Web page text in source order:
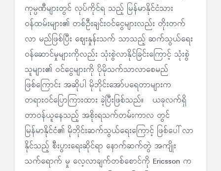
ကုမ္ပဏီများတွင် လုပ်ကိုင်ရ သည့် မြန်မာနိုင်ငံသား
ဝန်ထမ်းများ၏ တစ်ဦးချင်းဝင်ငွေများလည်း တိုးတက်
လာ မည်ဖြစ်ပြီး ဈေးနှုန်းသက် သာသည့် ဆက်သွယ်ရေး
ဝန်ဆောင်မှုများကိုလည်း သုံးစွဲလာနိုင်ခြင်းကြောင့် သုံးစွဲ
သူများ၏ ဝင်ငွေများကို ပိုမိုသက်သာလာစေမည်
ဖြစ်ကြောင်း အဆိုပါ မိုဘိုင်းအော်ပရေတာများက
တရားဝင်ပြောကြားထား ခဲ့ပြီးဖြစ်သည်။ ယခုလက်ရှိ
တာဝန်ယူနေသည့် အစိုးရသက်တမ်းကာလ တွင်
မြန်မာနိုင်ငံ၏ မိုဘိုင်းဆက်သွယ်ရေးကြောင့် ဖြစ်ပေါ်လာ
နိုင်သည့် စီးပွားရေးဆိုင်ရာ နောက်ဆက်တွဲ အကျိုး
သက်ရောက် မှု လေ့လာချက်တစ်စောင်ကို Ericsson က